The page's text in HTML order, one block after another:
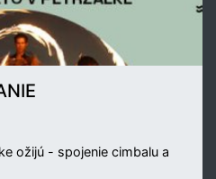
ožijú - spojenie cimbalu a